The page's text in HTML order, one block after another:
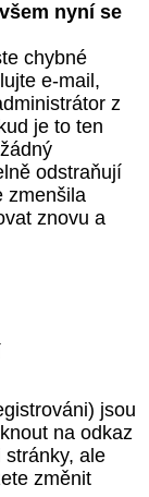
nyní se
chybné
e-mail,
z
je to ten
odstraňují
zmenšila
znovu a
jsou
na odkaz
ale
změnit